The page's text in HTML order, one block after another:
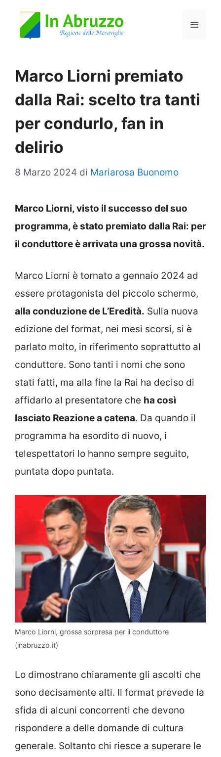
Menu
Marco Liorni premiato
dalla Rai: scelto tra tanti
per condurlo, fan in
delirio
8 Marzo 2024 di Mariarosa Buonomo
Marco Liorni, visto il successo del suo
programma, è stato premiato dalla Rai: per
il conduttore è arrivata una grossa novità.
Marco Liorni è tornato a gennaio 2024 ad
essere protagonista del piccolo schermo,
alla conduzione de L’Eredità. Sulla nuova
edizione del format, nei mesi scorsi, si è
parlato molto, in riferimento soprattutto al
conduttore. Sono tanti i nomi che sono
stati fatti, ma alla fine la Rai ha deciso di
affidarlo al presentatore che ha così
lasciato Reazione a catena. Da quando il
programma ha esordito di nuovo, i
telespettatori lo hanno sempre seguito,
puntata dopo puntata.
Marco Liorni, grossa sorpresa per il conduttore
(inabruzzo.it)
Lo dimostrano chiaramente gli ascolti che
sono decisamente alti. Il format prevede la
sfida di alcuni concorrenti che devono
rispondere a delle domande di cultura
generale. Soltanto chi riesce a superare le